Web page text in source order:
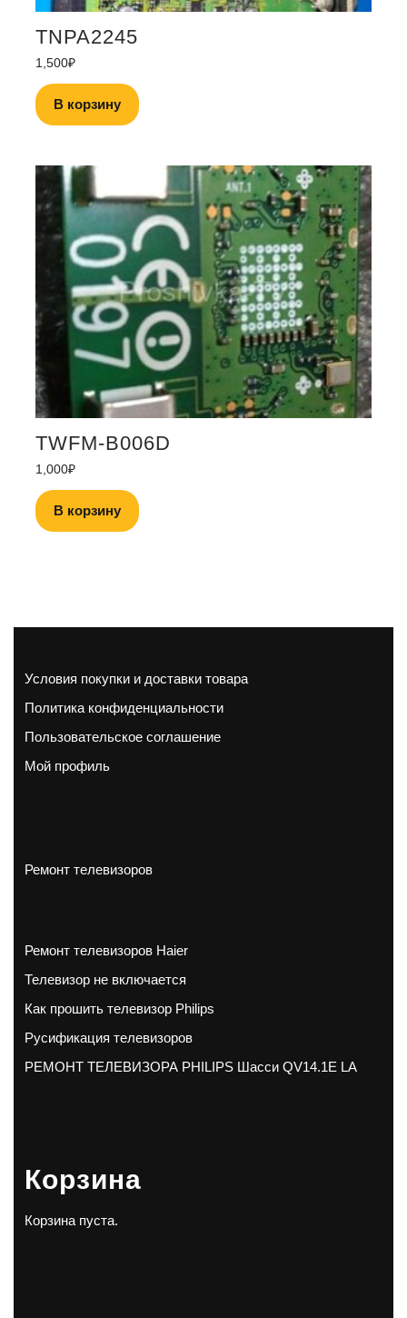
TNPA2245
1,500₽
В корзину
TWFM-B006D
1,000₽
В корзину
Условия покупки и доставки товара
Политика конфиденциальности
Пользовательское соглашение
Мой профиль
Ремонт телевизоров
Ремонт телевизоров Haier
Телевизор не включается
Как прошить телевизор Philips
Русификация телевизоров
РЕМОНТ ТЕЛЕВИЗОРА PHILIPS Шасси QV14.1E LA
Корзина
Корзина пуста.